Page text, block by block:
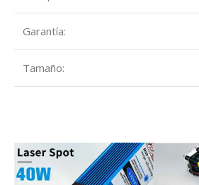
Garantía:
Tamaño: